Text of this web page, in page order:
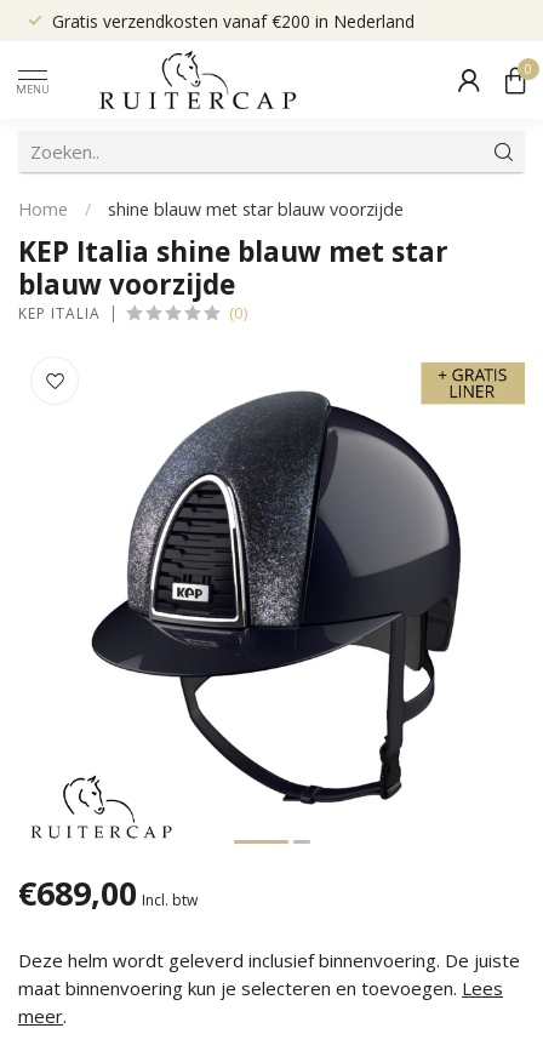
Gratis verzendkosten vanaf €200 in Nederland
MENU
0
Home / shine blauw met star blauw voorzijde
KEP Italia shine blauw met star
blauw voorzijde
KEP ITALIA (0)
€689,00 Incl. btw
Deze helm wordt geleverd inclusief binnenvoering. De juiste
maat binnenvoering kun je selecteren en toevoegen. Lees
meer.